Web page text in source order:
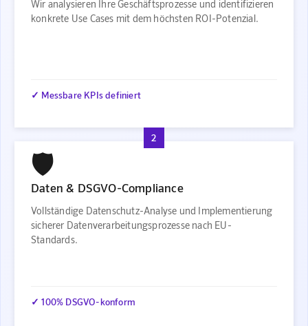
Wir analysieren Ihre Geschäftsprozesse und identifizieren
konkrete Use Cases mit dem höchsten ROI-Potenzial.
✓ Messbare KPIs definiert
2
🛡️
Daten & DSGVO-Compliance
Vollständige Datenschutz-Analyse und Implementierung
sicherer Datenverarbeitungsprozesse nach EU-
Standards.
✓ 100% DSGVO-konform